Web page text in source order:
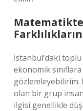
İstanbul’daki toplu
ekonomik
gözlemleyebilirim.
olan bir grup
ilgisi genellikle